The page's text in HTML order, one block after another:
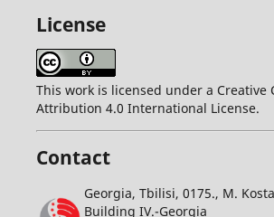
License
This work is licensed under a Creative
Attribution 4.0 International License.
Contact
Georgia, Tbilisi, 0175., M.
Building IV.-Georgia